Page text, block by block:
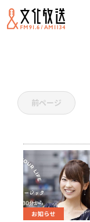
仁科
前ページ
お知らせ